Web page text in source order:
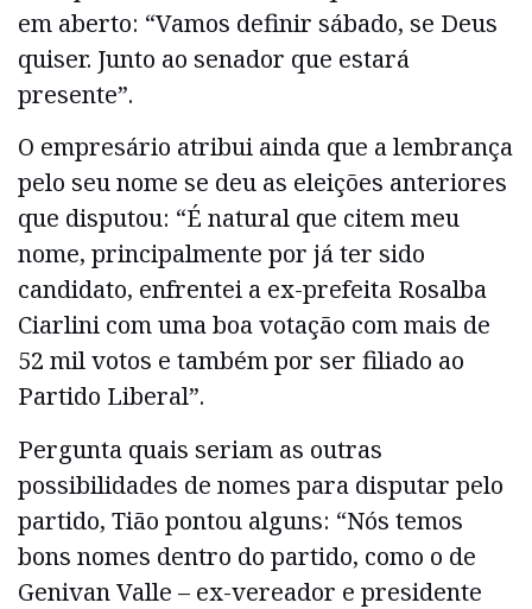
em aberto: “Vamos definir sábado, se Deus
quiser. Junto ao senador que estará
presente”.
O empresário atribui ainda que a lembrança
pelo seu nome se deu as eleições anteriores
que disputou: “É natural que citem meu
nome, principalmente por já ter sido
candidato, enfrentei a ex-prefeita Rosalba
Ciarlini com uma boa votação com mais de
52 mil votos e também por ser filiado ao
Partido Liberal”.
Pergunta quais seriam as outras
possibilidades de nomes para disputar pelo
partido, Tião pontou alguns: “Nós temos
bons nomes dentro do partido, como o de
Genivan Valle – ex-vereador e presidente